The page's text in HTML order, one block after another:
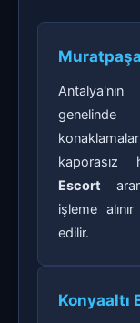
kaporasız
Escort
işleme
edilir.
Konyaaltı